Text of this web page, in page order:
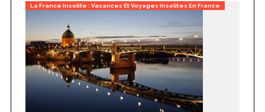
La France Insolite : Vacances Et Voyages Insolites En France